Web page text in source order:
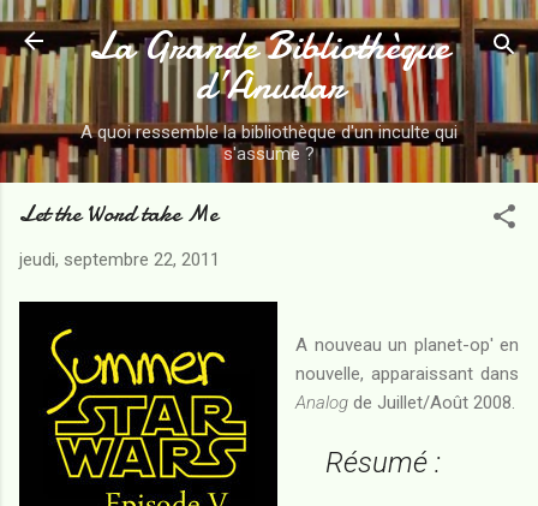
Accéder au contenu principal
La Grande Bibliothèque
d’Anudar
A quoi ressemble la bibliothèque d'un inculte qui
s'assume ?
Let the Word take Me
jeudi, septembre 22, 2011
A nouveau un planet-op' en
nouvelle, apparaissant dans
Analog de Juillet/Août 2008.
Résumé :